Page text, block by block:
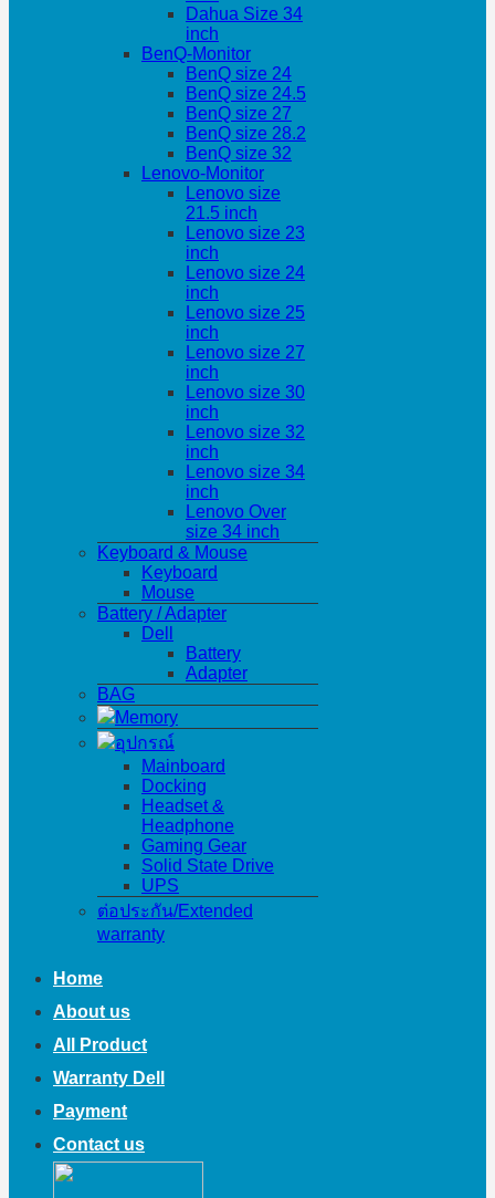
Dahua Size 34
inch
BenQ-Monitor
BenQ size 24
BenQ size 24.5
BenQ size 27
BenQ size 28.2
BenQ size 32
Lenovo-Monitor
Lenovo size
21.5 inch
Lenovo size 23
inch
Lenovo size 24
inch
Lenovo size 25
inch
Lenovo size 27
inch
Lenovo size 30
inch
Lenovo size 32
inch
Lenovo size 34
inch
Lenovo Over
size 34 inch
Keyboard & Mouse
Keyboard
Mouse
Battery / Adapter
Dell
Battery
Adapter
BAG
Memory
อุปกรณ์
Mainboard
Docking
Headset &
Headphone
Gaming Gear
Solid State Drive
UPS
ต่อประกัน/Extended
warranty
Home
About us
All Product
Warranty Dell
Payment
Contact us